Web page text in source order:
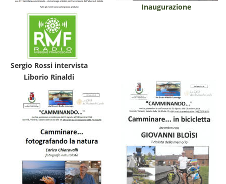
Inaugurazione
Sergio Rossi intervista
Liborio Rinaldi